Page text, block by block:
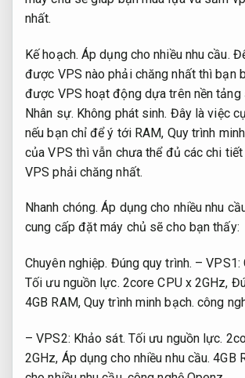
nhất.
Kế hoạch. Áp dụng cho nhiều nhu cầu.
được VPS nào phải chăng nhất thì bạn
được VPS hoạt động dựa trên nền tảng
Nhân sự. Không phát sinh. Đây là việc
nếu bạn chỉ để ý tới RAM, Quy trình
của VPS thì vẫn chưa thể đủ các chi
VPS phải chăng nhất.
Nhanh chóng. Áp dụng cho nhiều nhu
cung cấp đặt máy chủ sẽ cho bạn thấy:
Chuyên nghiệp. Đúng quy trình. – VPS1:
Tối ưu nguồn lực. 2core CPU x 2GHz,
4GB RAM, Quy trình minh bạch. công
– VPS2: Khảo sát. Tối ưu nguồn lực.
2GHz, Áp dụng cho nhiều nhu cầu. 4GB